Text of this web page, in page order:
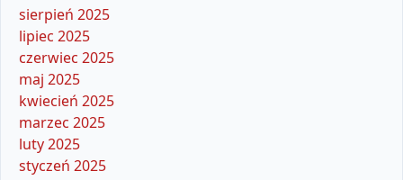
sierpień 2025
lipiec 2025
czerwiec 2025
maj 2025
kwiecień 2025
marzec 2025
luty 2025
styczeń 2025